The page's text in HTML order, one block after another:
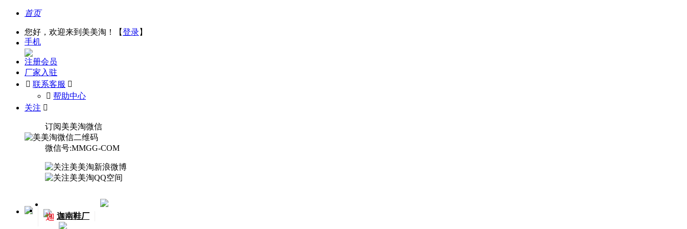
首页
您好，欢迎来到美美淘！【登录】
手机
注册会员
厂家入驻
 联系客服 
󰅃 帮助中心
关注 
订阅美美淘微信
微信号:MMGG-COM
迦 迦南鞋厂